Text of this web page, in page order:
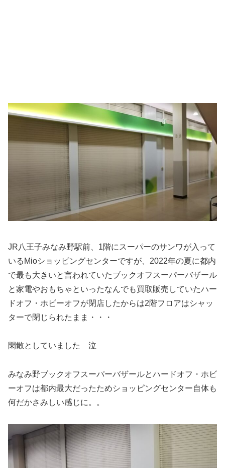
JR八王子みなみ野駅前、1階にスーパーのサンワが入って
いるMioショッピングセンターですが、2022年の夏に都内
で最も大きいと言われていたブックオフスーパーバザール
と家電やおもちゃといったなんでも買取販売していたハー
ドオフ・ホビーオフが閉店したからは2階フロアはシャッ
ターで閉じられたまま・・・
閑散としていました 泣
みなみ野ブックオフスーパーバザールとハードオフ・ホビ
ーオフは都内最大だったためショッピングセンター自体も
何だかさみしい感じに。。